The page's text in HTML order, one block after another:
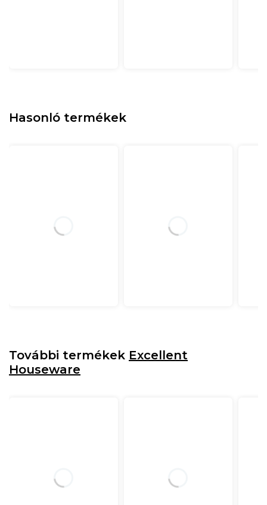
Hasonló termékek
További termékek Excellent
Houseware